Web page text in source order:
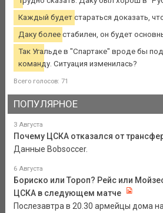
Каждый будет стараться доказать,
Даку более стабилен, он будет
Так Угальде в "Спартаке" вроде бы
команду. Ситуация изменилась?
Всего голосов: 71
ПОПУЛЯРНОЕ
3 Августа
Почему ЦСКА отказался от
Данные Bobsoccer.
6 Августа
Бориско или Тороп? Рейс или
ЦСКА в следующем матче
Послезавтра в 20.30 армейцы дома